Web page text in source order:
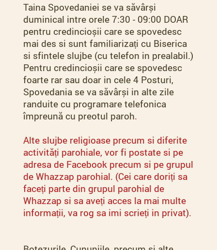
Taina Spovedaniei se va săvârși
duminical intre orele 7:30 - 09:00 DOAR
pentru credincioșii care se spovedesc
mai des si sunt familiarizați cu Biserica
si sfintele slujbe (cu telefon in prealabil.)
Pentru credincioșii care se spovedesc
foarte rar sau doar in cele 4 Posturi,
Spovedania se va săvârși in alte zile
randuite cu programare telefonica
împreună cu preotul paroh.
Alte slujbe religioase precum si diferite
activități parohiale, vor fi postate si pe
adresa de Facebook precum si pe grupul
de Whazzap parohial. (Cei care doriți sa
faceți parte din grupul parohial de
Whazzap si sa aveți acces la mai multe
informații, va rog sa imi scrieți in privat).